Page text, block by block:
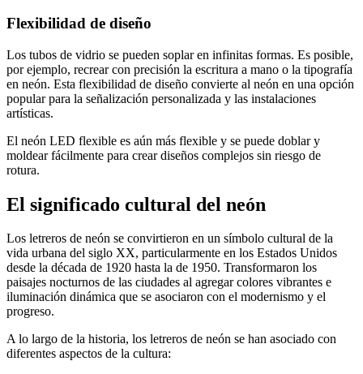
Flexibilidad de diseño
Los tubos de vidrio se pueden soplar en infinitas formas. Es posible,
por ejemplo, recrear con precisión la escritura a mano o la tipografía
en neón. Esta flexibilidad de diseño convierte al neón en una opción
popular para la señalización personalizada y las instalaciones
artísticas.
El neón LED flexible es aún más flexible y se puede doblar y
moldear fácilmente para crear diseños complejos sin riesgo de
rotura.
El significado cultural del neón
Los letreros de neón se convirtieron en un símbolo cultural de la
vida urbana del siglo XX, particularmente en los Estados Unidos
desde la década de 1920 hasta la de 1950. Transformaron los
paisajes nocturnos de las ciudades al agregar colores vibrantes e
iluminación dinámica que se asociaron con el modernismo y el
progreso.
A lo largo de la historia, los letreros de neón se han asociado con
diferentes aspectos de la cultura: